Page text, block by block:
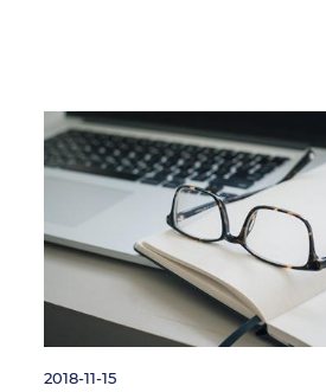
2018-11-15